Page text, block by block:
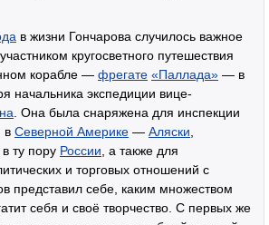
в жизни Гончарова случилось важное
кругосветного путешествия
корабле — фрегате «Паллада» — в
начальника экспедиции вице-
. Она была снаряжена для инспекции
в Северной Америке — Аляски
ту пору России , а также для
и торговых отношений с
представил себе, каким множеством
себя и своё творчество. С первых же